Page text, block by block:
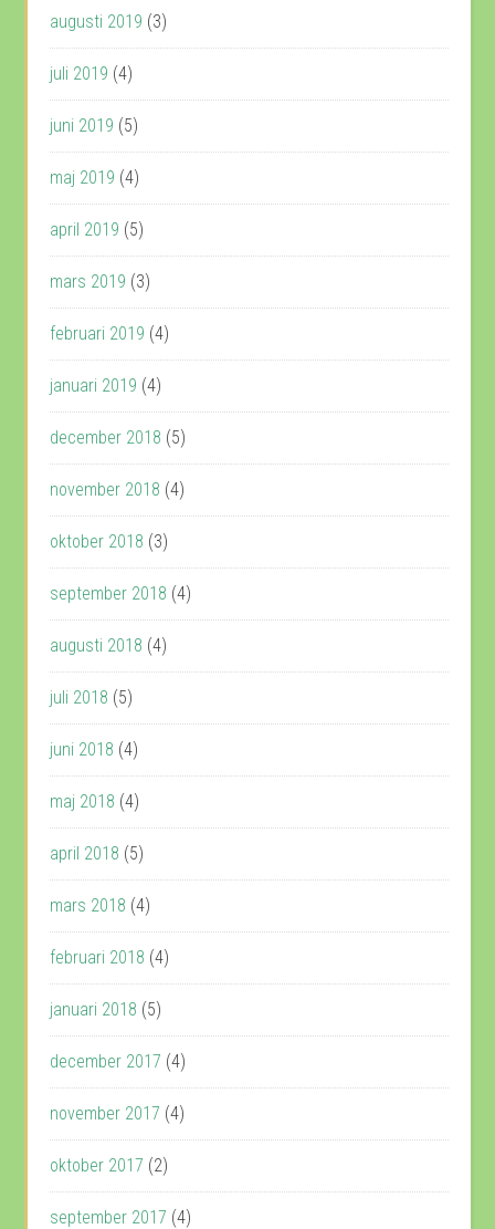
augusti 2019 (3)
juli 2019 (4)
juni 2019 (5)
maj 2019 (4)
april 2019 (5)
mars 2019 (3)
februari 2019 (4)
januari 2019 (4)
december 2018 (5)
november 2018 (4)
oktober 2018 (3)
september 2018 (4)
augusti 2018 (4)
juli 2018 (5)
juni 2018 (4)
maj 2018 (4)
april 2018 (5)
mars 2018 (4)
februari 2018 (4)
januari 2018 (5)
december 2017 (4)
november 2017 (4)
oktober 2017 (2)
september 2017 (4)